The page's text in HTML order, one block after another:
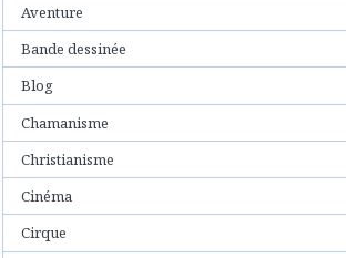
Aventure
Bande dessinée
Blog
Chamanisme
Christianisme
Cinéma
Cirque